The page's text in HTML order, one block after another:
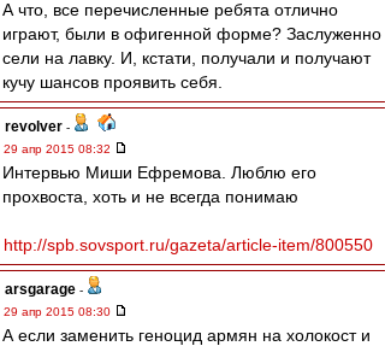
А что, все перечисленные ребята отлично
играют, были в офигенной форме? Заслуженно
сели на лавку. И, кстати, получали и получают
кучу шансов проявить себя.
revolver -
29 апр 2015 08:32
Интервью Миши Ефремова. Люблю его
прохвоста, хоть и не всегда понимаю
http://spb.sovsport.ru/gazeta/article-item/800550
arsgarage -
29 апр 2015 08:30
А если заменить геноцид армян на холокост и